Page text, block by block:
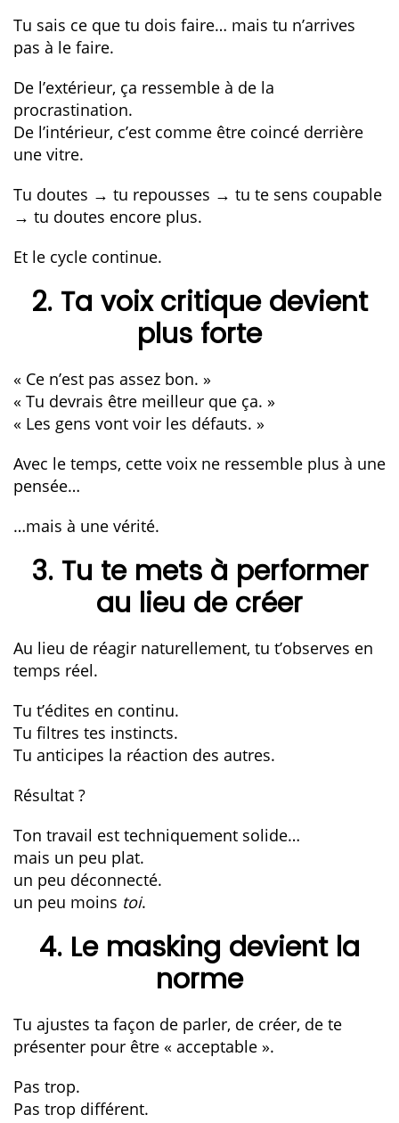
Tu sais ce que tu dois faire… mais tu n’arrives
pas à le faire.
De l’extérieur, ça ressemble à de la
procrastination.
De l’intérieur, c’est comme être coincé derrière
une vitre.
Tu doutes → tu repousses → tu te sens coupable
→ tu doutes encore plus.
Et le cycle continue.
2. Ta voix critique devient
plus forte
« Ce n’est pas assez bon. »
« Tu devrais être meilleur que ça. »
« Les gens vont voir les défauts. »
Avec le temps, cette voix ne ressemble plus à une
pensée…
…mais à une vérité.
3. Tu te mets à performer
au lieu de créer
Au lieu de réagir naturellement, tu t’observes en
temps réel.
Tu t’édites en continu.
Tu filtres tes instincts.
Tu anticipes la réaction des autres.
Résultat ?
Ton travail est techniquement solide…
mais un peu plat.
un peu déconnecté.
un peu moins toi.
4. Le masking devient la
norme
Tu ajustes ta façon de parler, de créer, de te
présenter pour être « acceptable ».
Pas trop.
Pas trop différent.